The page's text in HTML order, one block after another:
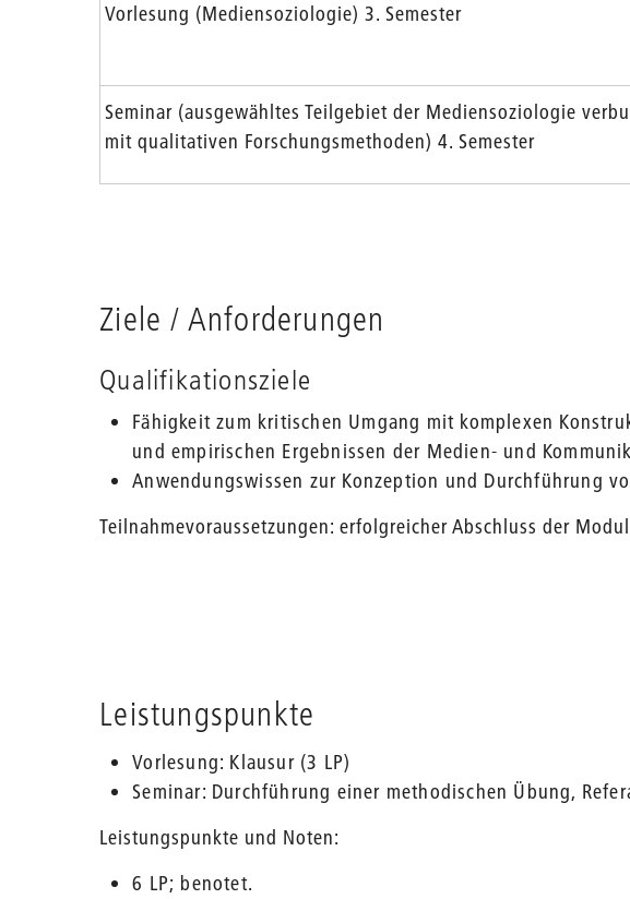
Vorlesung (Mediensoziologie) 3. Semester
Seminar (ausgewähltes Teilgebiet der Mediensoziologie
mit qualitativen Forschungsmethoden) 4. Semester
Ziele / Anforderungen
Qualifikationsziele
Fähigkeit zum kritischen Umgang mit komplexen
und empirischen Ergebnissen der Medien- und
Anwendungswissen zur Konzeption und Durchführung
Teilnahmevoraussetzungen: erfolgreicher Abschluss der
Leistungspunkte
Vorlesung: Klausur (3 LP)
Seminar: Durchführung einer methodischen Übung,
Leistungspunkte und Noten:
6 LP; benotet.